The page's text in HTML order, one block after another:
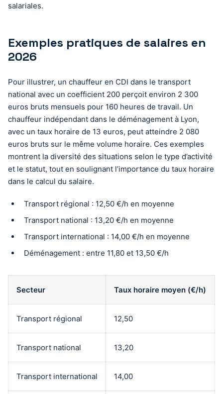
salariales.
Exemples pratiques de salaires en
2026
Pour illustrer, un chauffeur en CDI dans le transport
national avec un coefficient 200 perçoit environ 2 300
euros bruts mensuels pour 160 heures de travail. Un
chauffeur indépendant dans le déménagement à Lyon,
avec un taux horaire de 13 euros, peut atteindre 2 080
euros bruts sur le même volume horaire. Ces exemples
montrent la diversité des situations selon le type d’activité
et le statut, tout en soulignant l’importance du taux horaire
dans le calcul du salaire.
Transport régional : 12,50 €/h en moyenne
Transport national : 13,20 €/h en moyenne
Transport international : 14,00 €/h en moyenne
Déménagement : entre 11,80 et 13,50 €/h
Secteur Taux horaire moyen (€/h)
Transport régional 12,50
Transport national 13,20
Transport international 14,00